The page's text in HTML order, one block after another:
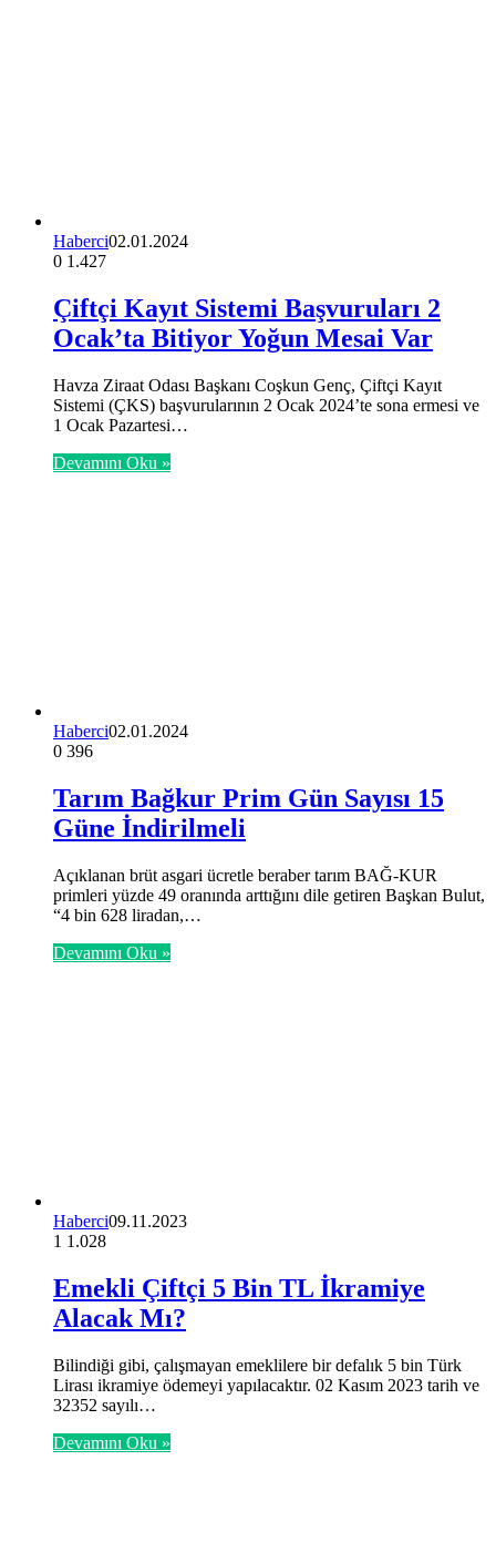
Haberci02.01.2024
0 1.427
Çiftçi Kayıt Sistemi Başvuruları 2
Ocak’ta Bitiyor Yoğun Mesai Var
Havza Ziraat Odası Başkanı Coşkun Genç, Çiftçi Kayıt
Sistemi (ÇKS) başvurularının 2 Ocak 2024’te sona ermesi ve
1 Ocak Pazartesi…
Devamını Oku »
Haberci02.01.2024
0 396
Tarım Bağkur Prim Gün Sayısı 15
Güne İndirilmeli
Açıklanan brüt asgari ücretle beraber tarım BAĞ-KUR
primleri yüzde 49 oranında arttığını dile getiren Başkan Bulut,
“4 bin 628 liradan,…
Devamını Oku »
Haberci09.11.2023
1 1.028
Emekli Çiftçi 5 Bin TL İkramiye
Alacak Mı?
Bilindiği gibi, çalışmayan emeklilere bir defalık 5 bin Türk
Lirası ikramiye ödemeyi yapılacaktır. 02 Kasım 2023 tarih ve
32352 sayılı…
Devamını Oku »